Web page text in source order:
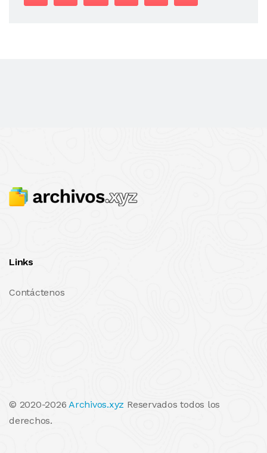
Links
Contáctenos
© 2020-2026Archivos.xyz Reservados todos los
derechos.